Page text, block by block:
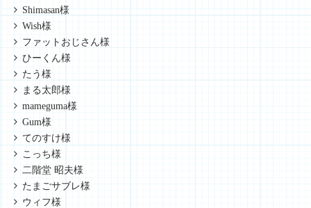
Shimasan様
Wish様
ファットおじさん様
ひーくん様
たう様
まる太郎様
mameguma様
Gum様
てのすけ様
こっち様
二階堂 昭夫様
たまごサブレ様
ウィフ様